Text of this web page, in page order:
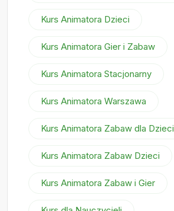
Kurs Animatora Dzieci
Kurs Animatora Gier i Zabaw
Kurs Animatora Stacjonarny
Kurs Animatora Warszawa
Kurs Animatora Zabaw dla Dzieci
Kurs Animatora Zabaw Dzieci
Kurs Animatora Zabaw i Gier